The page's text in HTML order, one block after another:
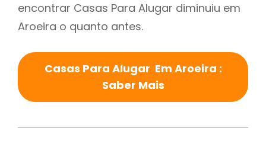
encontrar Casas Para Alugar diminuiu em
Aroeira o quanto antes.
Casas Para Alugar Em Aroeira :
Saber Mais